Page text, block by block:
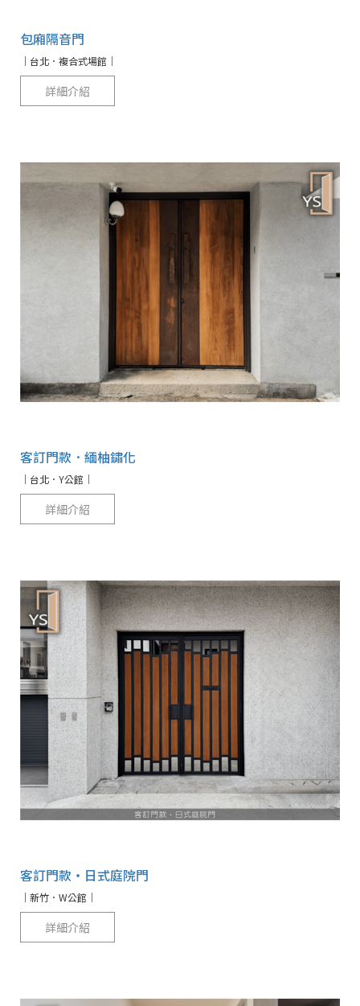
包廂隔音門
｜台北．複合式場館｜
詳細介紹
客訂門款．緬柚鏽化
｜台北．Y公館｜
詳細介紹
客訂門款‧日式庭院門
｜新竹．W公館｜
詳細介紹